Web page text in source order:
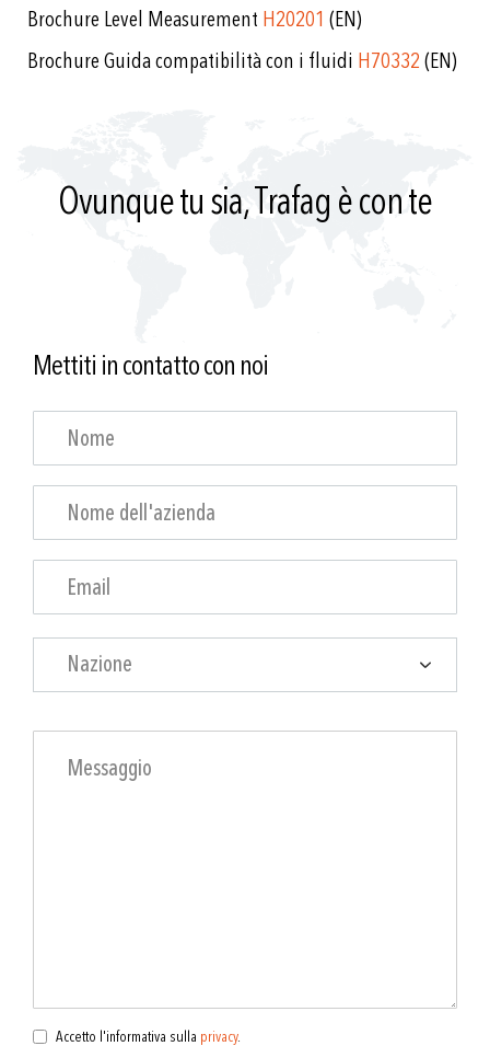
Brochure Level Measurement H20201 (EN)
Brochure Guida compatibilità con i fluidi H70332(EN)
Ovunque tu sia, Trafag è con te
Mettiti in contatto con noi
Nazione
Accetto l'informativa sulla privacy.